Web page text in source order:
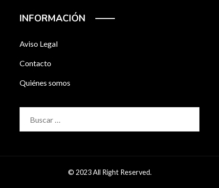
INFORMACIÓN
Aviso Legal
Contacto
Quiénes somos
© 2023 All Right Reserved.